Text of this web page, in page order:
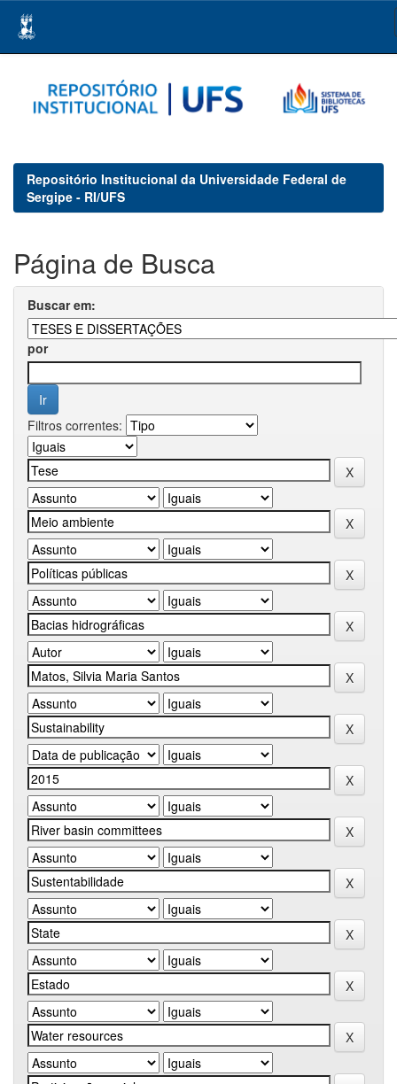
navigation
Repositório Institucional da Universidade Federal de
Sergipe - RI/UFS
Página de Busca
Buscar em:
por
Filtros correntes: